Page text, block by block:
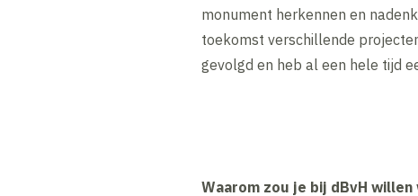
monument herkennen en
toekomst verschillende
gevolgd en heb al een hele tijd
Waarom zou je bij dBvH willen